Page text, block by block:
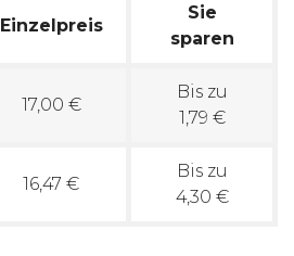
Einzelpreis
Sie
sparen
17,00 €
Bis zu
1,79 €
16,47 €
Bis zu
4,30 €